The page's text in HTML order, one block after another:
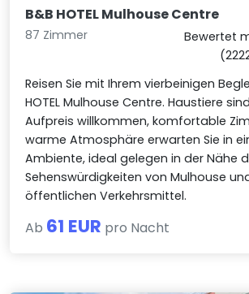
B&B HOTEL Mulhouse Centre
87 Zimmer
Bewertet
Reisen Sie mit Ihrem vierbeinigen
HOTEL Mulhouse Centre. Haustiere
Aufpreis willkommen, komfortable
warme Atmosphäre erwarten Sie in
Ambiente, ideal gelegen in der Nähe
Sehenswürdigkeiten von Mulhouse
öffentlichen Verkehrsmittel.
Ab 61 EUR pro Nacht